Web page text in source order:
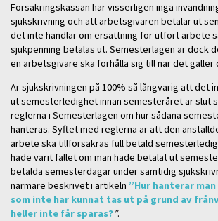
Försäkringskassan har visserligen inga
sjukskrivning och att arbetsgivaren betalar ut
det inte handlar om ersättning för utfört arbete
sjukpenning betalas ut. Semesterlagen är dock
en arbetsgivare ska förhålla sig till när det gäller
Är sjukskrivningen på 100% så långvarig att det
ut semesterledighet innan semesteråret är slut
reglerna i Semesterlagen om hur sådana
hanteras. Syftet med reglerna är att den
arbete ska tillförsäkras full betald
hade varit fallet om man hade betalat ut
betalda semesterdagar under samtidig
närmare beskrivet i artikeln ”Hur hanterar
som inte har kunnat tas ut på grund av
heller inte får sparas?”.